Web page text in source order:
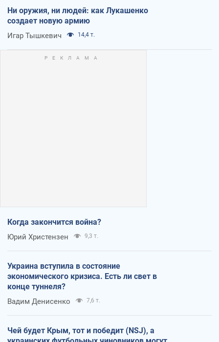
Ни оружия, ни людей: как Лукашенко
создает новую армию
Игар Тышкевич 14,4 т.
Когда закончится война?
Юрий Христензен 9,3 т.
Украина вступила в состояние
экономического кризиса. Есть ли свет в
конце туннеля?
Вадим Денисенко 7,6 т.
Чей будет Крым, тот и победит (NSJ), а